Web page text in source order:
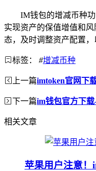
IM钱包的增减币种
实现资产的保值增值和
态，及时调整资产配置，
标签： #增减币种
上一篇imtoken官网下
下一篇im钱包官方下
相关文章
苹果用户注意！